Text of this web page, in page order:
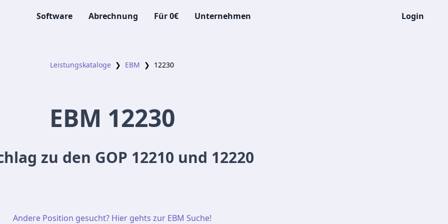
Software Abrechnung Für 0€ Unternehmen Login
Leistungskataloge ❯ EBM ❯ 12230
EBM 12230
zu den GOP 12210 und 12220
Andere Position gesucht? Hier gehts zur EBM Suche!